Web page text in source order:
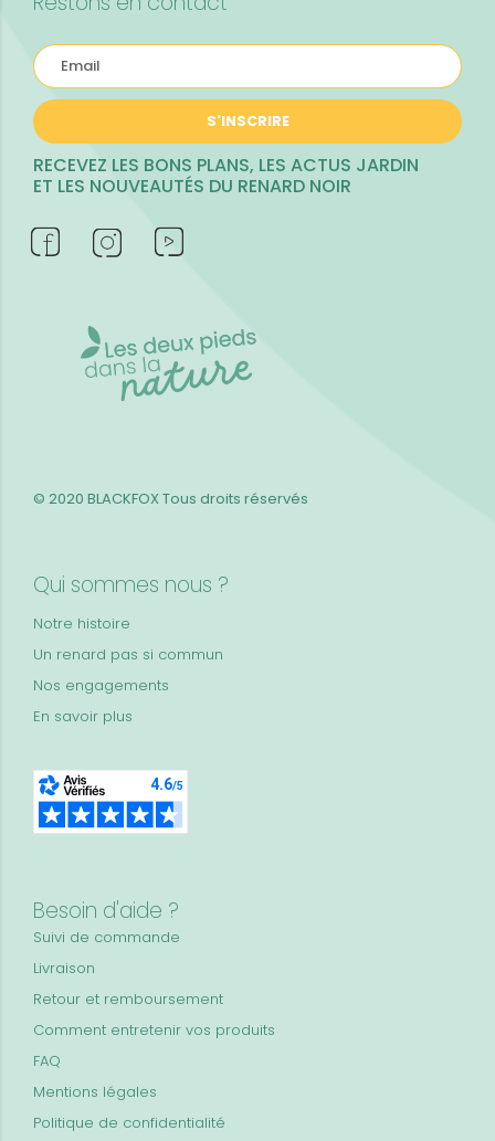
S'INSCRIRE
RECEVEZ LES BONS PLANS, LES ACTUS JARDIN
ET LES NOUVEAUTÉS DU RENARD NOIR
Qui sommes nous ?
Notre histoire
Un renard pas si commun
Nos engagements
En savoir plus
Besoin d'aide ?
Suivi de commande
Livraison
Retour et remboursement
Comment entretenir vos produits
FAQ
Mentions légales
Politique de confidentialité
© 2020 BLACKFOXTous droits réservés